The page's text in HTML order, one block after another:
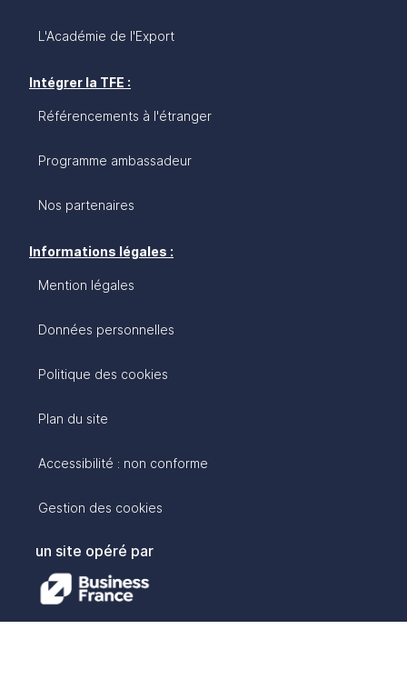
L'Académie de l'Export
Intégrer la TFE :
Référencements à l'étranger
Programme ambassadeur
Nos partenaires
Informations légales :
Mention légales
Données personnelles
Politique des cookies
Plan du site
Accessibilité : non conforme
Gestion des cookies
un site opéré par
avec :